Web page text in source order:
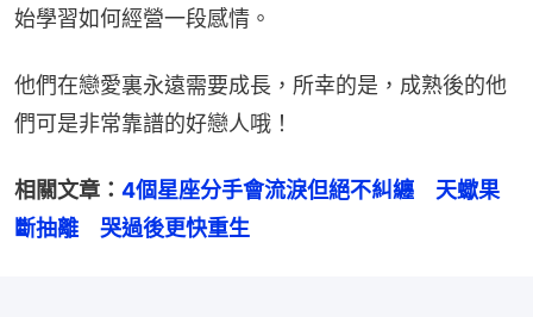
始學習如何經營一段感情。
他們在戀愛裏永遠需要成長，所幸的是，成熟後的他
們可是非常靠譜的好戀人哦！
相關文章： 4個星座分手會流淚但絕不糾纏　天蠍果
斷抽離　哭過後更快重生